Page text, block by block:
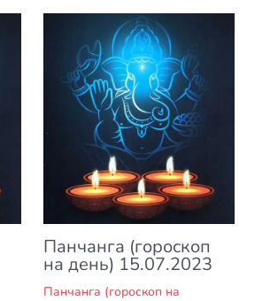
Панчанга (гороскоп
на день) 15.07.2023
Панчанга (гороскоп на